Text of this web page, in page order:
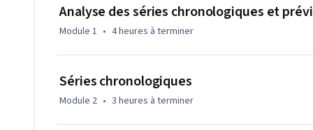
•  Acquérir une expertise en analyse des séries
•  Acquérir une maîtrise de la programmation en Python
•  Comprendre divers modèles de séries chronologiques
•  Préparer et prétraiter les données pour une
•  Prédire et interpréter des modèles de régression
Analyse des séries chronologiques et
Module 1 • 4 heures à terminer
Séries chronologiques
Module 2 • 3 heures à terminer